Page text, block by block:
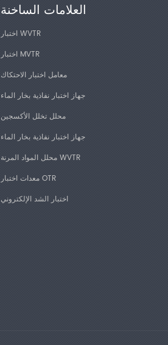
العلامات الساخنة
اختبار WVTR
اختبار MVTR
معامل اختبار الاحتكاك
جهاز اختبار نفاذية بخار الماء
محلل تخلل الأكسجين
جهاز اختبار نفاذية بخار الماء
محلل المواد المرنة WVTR
معدات اختبار OTR
اختبار الشد الإلكتروني